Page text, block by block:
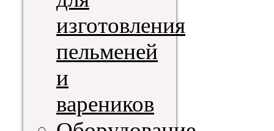
изготовления
пельменей
и
вареников